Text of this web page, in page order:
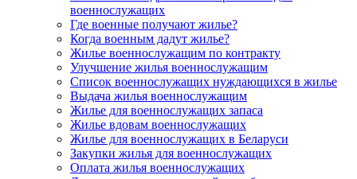
военнослужащих
Где военные получают жилье?
Когда военным дадут жилье?
Жилье военнослужащим по контракту
Улучшение жилья военнослужащим
Список военнослужащих нуждающихся в жилье
Выдача жилья военнослужащим
Жилье для военнослужащих запаса
Жилье вдовам военнослужащих
Жилье для военнослужащих в Беларуси
Закупки жилья для военнослужащих
Оплата жилья военнослужащих